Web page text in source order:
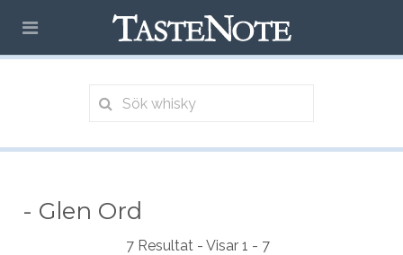
- Glen Ord
7 Resultat - Visar 1 - 7